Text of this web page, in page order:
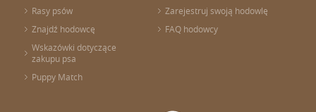
Rasy psów
Znajdź hodowcę
Wskazówki dotyczące
zakupu psa
Puppy Match
Zarejestruj swoją hodowlę
FAQ hodowcy